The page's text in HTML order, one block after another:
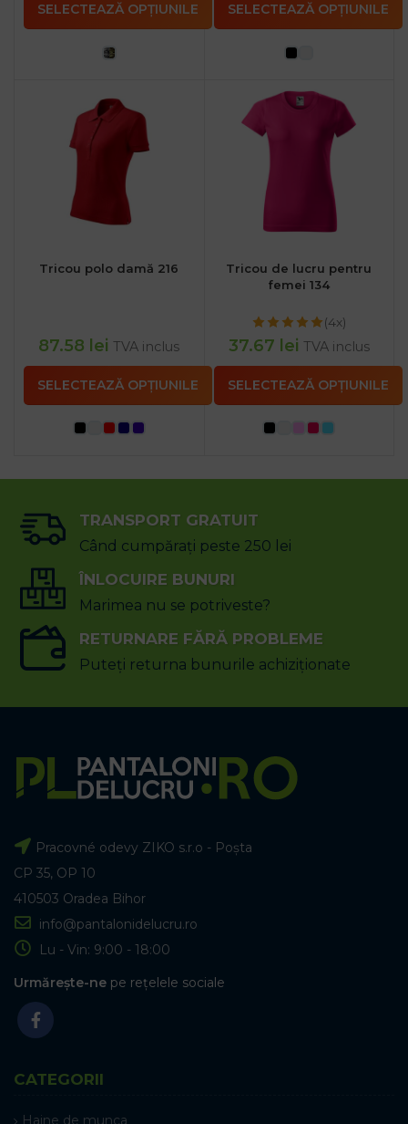
SELECTEAZĂ OPȚIUNILE SELECTEAZĂ OPȚIUNILE
Tricou polo damă 216
87.58 lei TVA inclus
SELECTEAZĂ OPȚIUNILE
Tricou de lucru pentru
femei 134
(4x)
37.67 lei TVA inclus
SELECTEAZĂ OPȚIUNILE
TRANSPORT GRATUIT
Când cumpărați peste 250 lei
ÎNLOCUIRE BUNURI
Marimea nu se potriveste?
RETURNARE FĂRĂ PROBLEME
Puteți returna bunurile achiziționate
Pracovné odevy ZIKO s.r.o - Poșta
CP 35, OP 10
410503 Oradea Bihor
info@pantalonidelucru.ro
Lu - Vin: 9:00 - 18:00
Urmărește-ne pe rețelele sociale
CATEGORII
Haine de munca